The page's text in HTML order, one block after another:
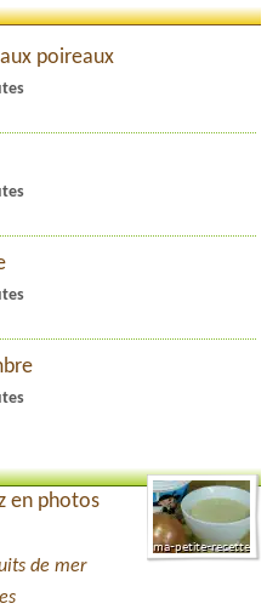
poireaux
en photos
de mer